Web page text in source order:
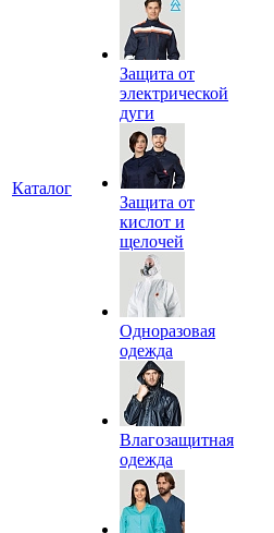
Каталог
Защита от
электрической
дуги
Защита от
кислот и
щелочей
Одноразовая
одежда
Влагозащитная
одежда